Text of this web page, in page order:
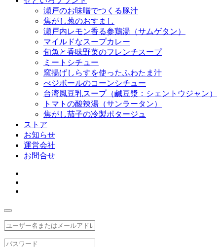
瀬戸のお味噌でつくる豚汁
焦がし葱のおすまし
瀬戸内レモン香る参鶏湯（サムゲタン）
マイルドなスープカレー
旬魚と香味野菜のフレンチスープ
ミートシチュー
窯揚げしらすを使ったふわたま汁
べジボールのコーンシチュー
台湾風豆乳スープ（鹹豆漿：シェントウジャン）
トマトの酸辣湯（サンラータン）
焦がし茄子の冷製ポタージュ
ストア
お知らせ
運営会社
お問合せ